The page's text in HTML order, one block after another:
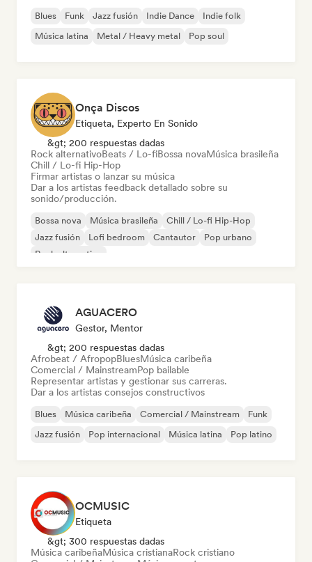
Blues Funk Jazz fusión Indie Dance
Indie folk
Música latina
Metal / Heavy metal Pop soul
Onça Discos
Etiqueta, Experto En Sonido
&gt; 200 respuestas dadas
Rock alternativoBeats / Lo-fiBossa novaMúsica brasileña
Chill / Lo-fi Hip-Hop
Firmar artistas o lanzar su música
Dar a los artistas feedback detallado sobre su
sonido/producción.
Bossa nova Música brasileña
Chill / Lo-fi Hip-Hop
Jazz fusión
Lofi bedroom Cantautor
Pop urbano
Rock alternativo
AGUACERO
Gestor, Mentor
&gt; 200 respuestas dadas
Afrobeat / AfropopBluesMúsica caribeña
Comercial / MainstreamPop bailable
Representar artistas y gestionar sus carreras.
Dar a los artistas consejos constructivos
Blues Música caribeña Comercial / Mainstream
Funk
Jazz fusión
Pop internacional Música latina Pop latino
OCMUSIC
Etiqueta
&gt; 300 respuestas dadas
Música caribeñaMúsica cristianaRock cristiano